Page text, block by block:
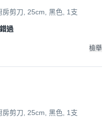
剪刀, 25cm, 黑色, 1支
過
檢舉
剪刀, 25cm, 黑色, 1支